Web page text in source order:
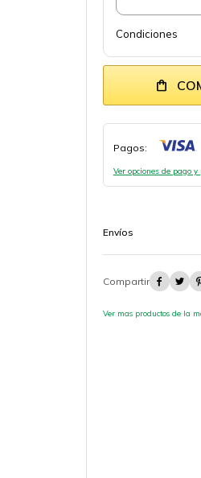
Condiciones
Pagos:
Ver opciones de pago
Envíos
 
Ver mas productos de la